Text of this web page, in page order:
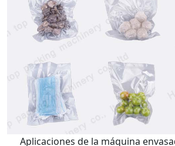
Aplicaciones de la máquina